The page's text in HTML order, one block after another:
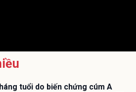
tuổi do biến chứng cúm A